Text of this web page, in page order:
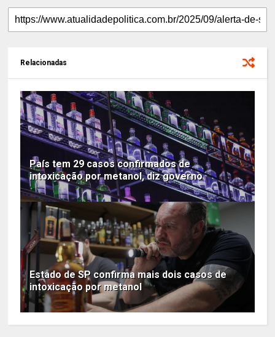
Relacionadas
País tem 29 casos confirmados de
intoxicação por metanol, diz governo
Estado de SP confirma mais dois casos de
intoxicação por metanol